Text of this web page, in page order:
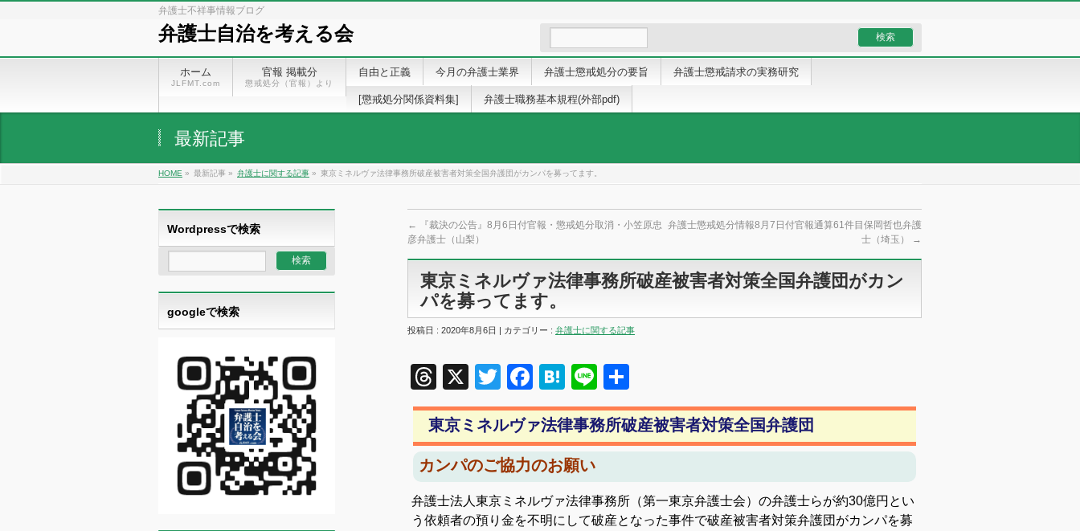
弁護士不祥事情報ブログ
弁護士自治を考える会
ホーム
JLFMT.com
官報 掲載分
懲戒処分（官報）より
自由と正義 今月の弁護士業界 弁護士懲戒処分の要旨 弁護士懲戒請求の実務研究
[懲戒処分関係資料集] 弁護士職務基本規程(外部pdf)
最新記事
HOME » 最新記事 » 弁護士に関する記事 » 東京ミネルヴァ法律事務所破産被害者対策全国弁護団がカンパを募ってます。
←
『裁決の公告』8月6日付官報・懲戒処分取消・小笠原忠
彦弁護士（山梨）
弁護士懲戒処分情報8月7日付官報通算61件目保岡哲也弁護
士（埼玉）
→
東京ミネルヴァ法律事務所破産被害者対策全国弁護団がカン
パを募ってます。
投稿日 : 2020年8月6日 | カテゴリー : 弁護士に関する記事
Threads
X TwitterFacebook
Hatena
Line
有
東京ミネルヴァ法律事務所破産被害者対策全国弁護団
カンパのご協力のお願い
弁護士法人東京ミネルヴァ法律事務所（第一東京弁護士会）の弁護士らが約30億円とい
う依頼者の預り金を不明にして破産となった事件で破産被害者対策弁護団がカンパを募
Wordpressで検索
googleで検索